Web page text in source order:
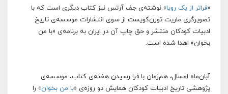
«فراتر از یک رویا» نوشته‌ی جف آرتس نیز کتاب دیگری است که با
تصویرگری ماریت تورن‌کویست از سوی انتشارات موسسه‌ی تاریخ
ادبیات کودکان منتشر و حق چاپ آن در ایران به برنامه‌ی «با من
بخوان» اهدا شده است.
آبان‌ماه امسال، هم‌زمان با فرا رسیدن هفته‌ی کتاب، موسسه‌‌ی
پژوهشی تاریخ ادبیات کودکان همایش دو روزه‌ی «با من بخوان» را